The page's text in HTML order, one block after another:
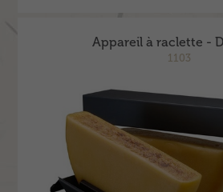
Appareil à raclette -
1103